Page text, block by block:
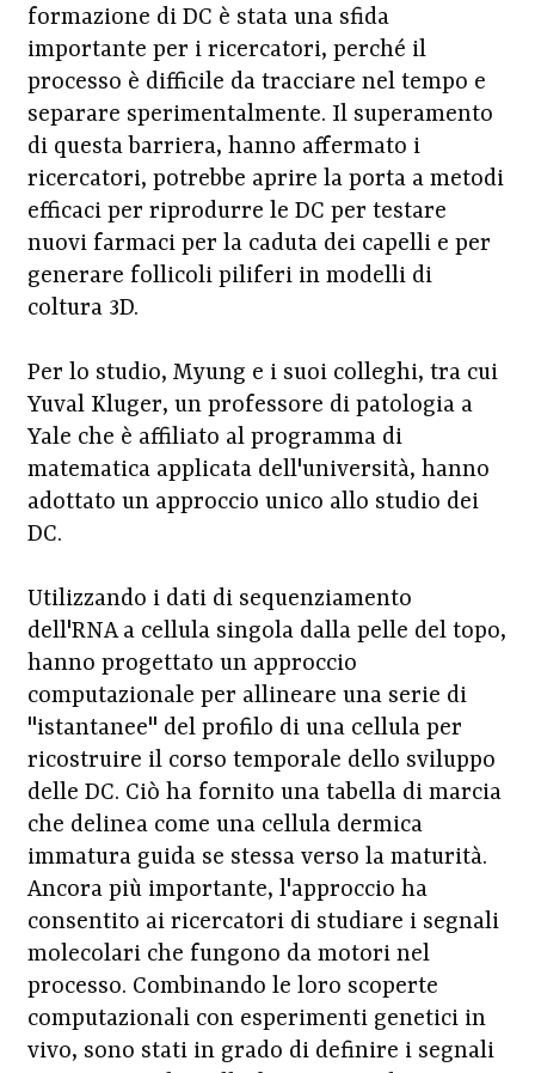
formazione di DC è stata una sfida
importante per i ricercatori, perché il
processo è difficile da tracciare nel tempo e
separare sperimentalmente. Il superamento
di questa barriera, hanno affermato i
ricercatori, potrebbe aprire la porta a metodi
efficaci per riprodurre le DC per testare
nuovi farmaci per la caduta dei capelli e per
generare follicoli piliferi in modelli di
coltura 3D.
Per lo studio, Myung e i suoi colleghi, tra cui
Yuval Kluger, un professore di patologia a
Yale che è affiliato al programma di
matematica applicata dell'università, hanno
adottato un approccio unico allo studio dei
DC.
Utilizzando i dati di sequenziamento
dell'RNA a cellula singola dalla pelle del topo,
hanno progettato un approccio
computazionale per allineare una serie di
"istantanee" del profilo di una cellula per
ricostruire il corso temporale dello sviluppo
delle DC. Ciò ha fornito una tabella di marcia
che delinea come una cellula dermica
immatura guida se stessa verso la maturità.
Ancora più importante, l'approccio ha
consentito ai ricercatori di studiare i segnali
molecolari che fungono da motori nel
processo. Combinando le loro scoperte
computazionali con esperimenti genetici in
vivo, sono stati in grado di definire i segnali